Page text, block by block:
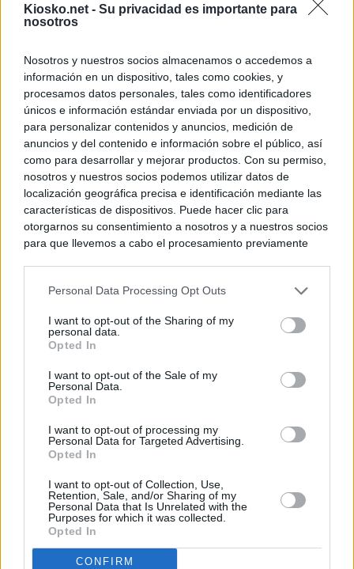
Kiosko.net - Su privacidad es importante para
nosotros
Nosotros y nuestros socios almacenamos o accedemos a
información en un dispositivo, tales como cookies, y
procesamos datos personales, tales como identificadores
únicos e información estándar enviada por un dispositivo,
para personalizar contenidos y anuncios, medición de
anuncios y del contenido e información sobre el público, así
como para desarrollar y mejorar productos. Con su permiso,
nosotros y nuestros socios podemos utilizar datos de
localización geográfica precisa e identificación mediante las
características de dispositivos. Puede hacer clic para
otorgarnos su consentimiento a nosotros y a nuestros socios
para que llevemos a cabo el procesamiento previamente
negar su consentimiento. Tenga en cuenta que algún
de su consentimiento, pero usted tiene el derecho de
rechazar tal procesamiento. Sus preferencias se aplicarán
cualquier momento entrando de nuevo en este sitio web o
visitando nuestra política de privacidad.
Personal Data Processing Opt Outs
I want to opt-out of the Sharing of my
personal data.
Opted In
I want to opt-out of the Sale of my
Personal Data.
Opted In
I want to opt-out of processing my
Personal Data for Targeted Advertising.
Opted In
I want to opt-out of Collection, Use,
Retention, Sale, and/or Sharing of my
Personal Data that Is Unrelated with the
Purposes for which it was collected.
Opted In
CONFIRM